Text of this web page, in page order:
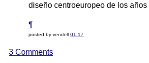
diseño centroeuropeo de los años
¶
posted by vendell 01:17
3 Comments